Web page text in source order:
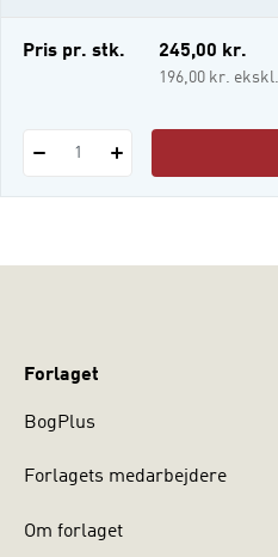
e-bog
Pris pr. stk. 245,00 kr.
196,00 kr.
1
Forlaget
BogPlus
Forlagets medarbejdere
Om forlaget